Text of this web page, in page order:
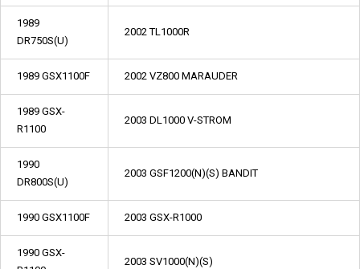
1989
DR750S(U)
2002 TL1000R
1989 GSX1100F 2002 VZ800 MARAUDER
1989 GSX-
R1100
2003 DL1000 V-STROM
1990
DR800S(U)
2003 GSF1200(N)(S) BANDIT
1990 GSX1100F 2003 GSX-R1000
1990 GSX-
2003 SV1000(N)(S)